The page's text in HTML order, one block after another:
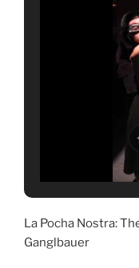
La Pocha Nostra:
Ganglbauer